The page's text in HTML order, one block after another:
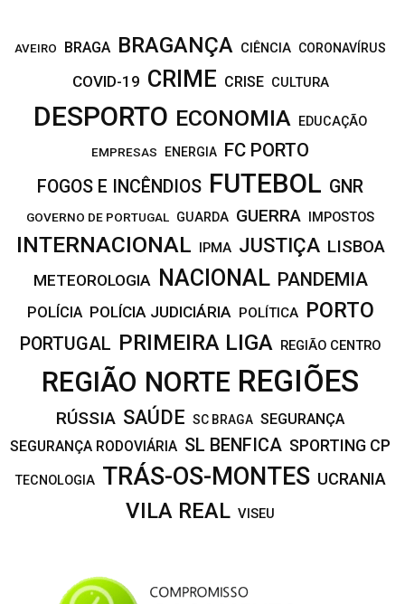
AVEIRO BRAGA BRAGANÇA CIÊNCIA CORONAVÍRUS
COVID-19 CRIME CRISE CULTURA
DESPORTO ECONOMIA EDUCAÇÃO
EMPRESAS ENERGIA FC PORTO
FOGOS E INCÊNDIOS FUTEBOL GNR
GOVERNO DE PORTUGAL GUARDA GUERRA IMPOSTOS
INTERNACIONAL IPMA JUSTIÇA LISBOA
METEOROLOGIA NACIONAL PANDEMIA
POLÍCIA POLÍCIA JUDICIÁRIA POLÍTICA PORTO
PORTUGAL PRIMEIRA LIGA REGIÃO CENTRO
REGIÃO NORTE REGIÕES
RÚSSIA SAÚDE SC BRAGA SEGURANÇA
SEGURANÇA RODOVIÁRIA SL BENFICA SPORTING CP
TECNOLOGIA TRÁS-OS-MONTES UCRANIA
VILA REAL VISEU